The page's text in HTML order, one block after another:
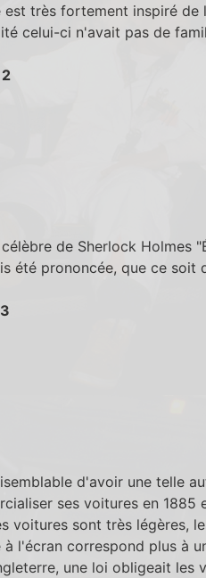
est très fortement inspiré de
celui-ci n'avait pas de
de Sherlock Holmes
été prononcée, que ce soit
d'avoir une telle
ses voitures en 1885
voitures sont très légères,
à l'écran correspond plus à
une loi obligeait les